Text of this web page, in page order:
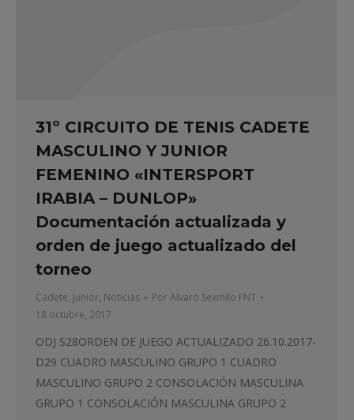
31º CIRCUITO DE TENIS CADETE
MASCULINO Y JUNIOR
FEMENINO «INTERSPORT
IRABIA – DUNLOP»
Documentación actualizada y
orden de juego actualizado del
torneo
Cadete, Junior, Noticias PorAlvaro Sexmilo FNT
18 octubre, 2017
ODJ S28ORDEN DE JUEGO ACTUALIZADO 26.10.2017-
D29 CUADRO MASCULINO GRUPO 1 CUADRO
MASCULINO GRUPO 2 CONSOLACIÓN MASCULINA
GRUPO 1 CONSOLACIÓN MASCULINA GRUPO 2